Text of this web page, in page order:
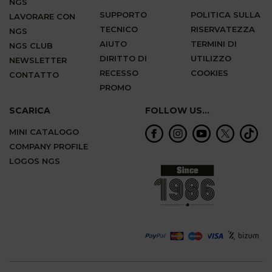
NGS
LAVORARE CON
NGS
NGS CLUB
NEWSLETTER
CONTATTO
SUPPORTO
TECNICO
AIUTO
DIRITTO DI
RECESSO
PROMO
POLITICA SULLA
RISERVATEZZA
TERMINI DI
UTILIZZO
COOKIES
SCARICA
MINI CATALOGO
COMPANY PROFILE
LOGOS NGS
FOLLOW US...